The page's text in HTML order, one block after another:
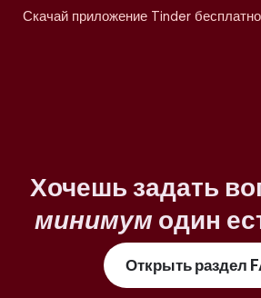
Скачай приложение Tinder
Хочешь задать
минимум один
Открыть раздел